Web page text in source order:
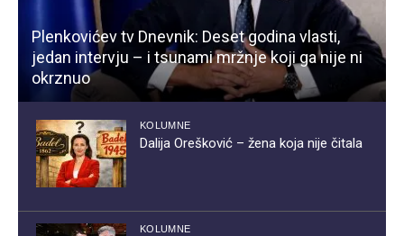
Plenkovićev tv Dnevnik: Deset godina vlasti,
jedan intervju – i tsunami mržnje koji ga nije ni
okrznuo
KOLUMNE
Dalija Orešković – žena koja nije čitala
KOLUMNE